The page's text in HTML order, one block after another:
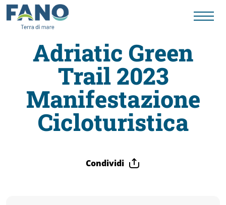
Fano
Visit
Card
Adriatic Green
Trail 2023
Manifestazione
Cicloturistica
Condividi